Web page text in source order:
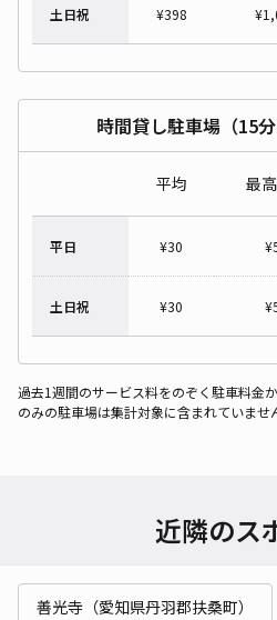
土日祝 ¥398 ¥
時間貸し駐車場（15分
平均 最
平日 ¥30 ¥
土日祝 ¥30 ¥
過去1週間のサービス料をのぞく駐車料金
のみの駐車場は集計対象に含まれていませ
近隣のス
善光寺（愛知県丹羽郡扶桑町）